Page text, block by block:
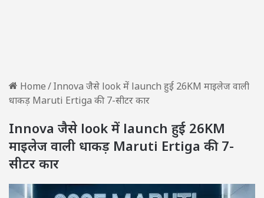
Home/Innova जैसे look में launch हुई 26KM माइलेज वाली
धाकड़ Maruti Ertiga की 7-सीटर कार
Innova जैसे look में launch हुई 26KM
माइलेज वाली धाकड़ Maruti Ertiga की 7-
सीटर कार